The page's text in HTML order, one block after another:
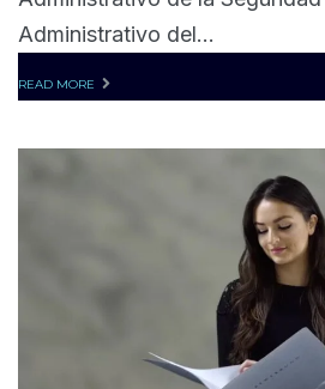
Administrativo del...
READ MORE